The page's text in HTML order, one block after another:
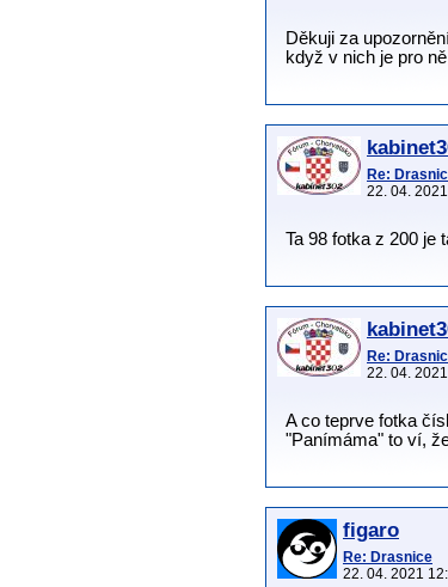
Děkuji za
když v nich je pro
Re:
22. 04.
Ta 98 fotka z 200 je
Re:
22. 04.
A co teprve fotka
"Panímáma" to ví,
figaro
Re: Drasnice
22. 04. 2021